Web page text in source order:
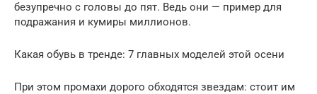
безупречно с головы до пят. Ведь они — пример для
подражания и кумиры миллионов.
Какая обувь в тренде: 7 главных моделей этой осени
При этом промахи дорого обходятся звездам: стоит им